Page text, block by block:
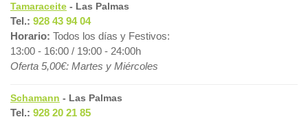
Tamaraceite - Las Palmas
Tel.: 928 43 94 04
Horario: Todos los días y Festivos:
13:00 - 16:00 / 19:00 - 24:00h
Oferta 5,00€: Martes y Miércoles
Schamann - Las Palmas
Tel.: 928 20 21 85